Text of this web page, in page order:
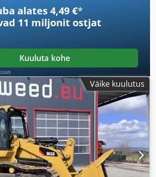
alates 4,49 €*
11 miljonit ostjat
Kuuluta kohe
Väike kuulutus